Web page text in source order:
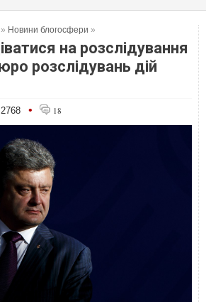
» Новини блогосфери »
на розслідування
розслідувань дій
2768 • 18